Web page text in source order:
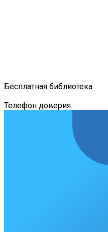
Бесплатная библиотека
Телефон доверия